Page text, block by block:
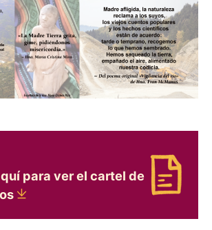
clic aquí para ver el cartel de
para ver el cartel de